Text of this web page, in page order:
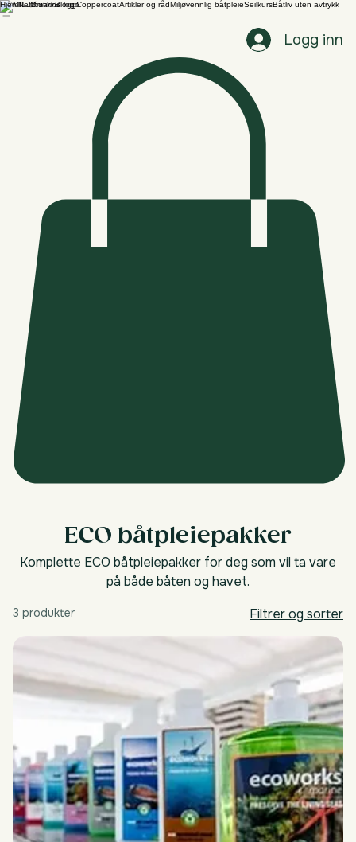
HjemNettbutikkBloggCoppercoatArtikler og rådMiljøvennlig båtpleieSeilkursBåtliv uten avtrykk
Logg inn
ECO båtpleiepakker
Komplette ECO båtpleiepakker for deg som vil ta vare
på både båten og havet.
3 produkter Filtrer og sorter